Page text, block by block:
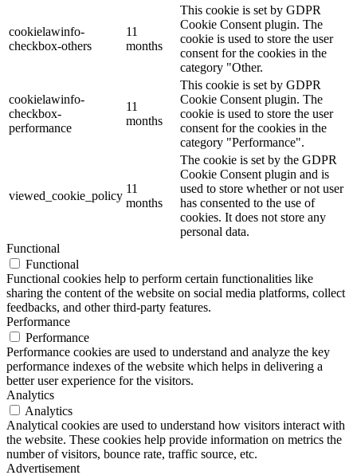
cookielawinfo-
checkbox-others
11
months
This cookie is set by GDPR
Cookie Consent plugin. The
cookie is used to store the user
consent for the cookies in the
category "Other.
cookielawinfo-
checkbox-
performance
11
months
This cookie is set by GDPR
Cookie Consent plugin. The
cookie is used to store the user
consent for the cookies in the
category "Performance".
viewed_cookie_policy
11
months
The cookie is set by the GDPR
Cookie Consent plugin and is
used to store whether or not user
has consented to the use of
cookies. It does not store any
personal data.
Functional
Functional
Functional cookies help to perform certain functionalities like
sharing the content of the website on social media platforms, collect
feedbacks, and other third-party features.
Performance
Performance
Performance cookies are used to understand and analyze the key
performance indexes of the website which helps in delivering a
better user experience for the visitors.
Analytics
Analytics
Analytical cookies are used to understand how visitors interact with
the website. These cookies help provide information on metrics the
number of visitors, bounce rate, traffic source, etc.
Advertisement